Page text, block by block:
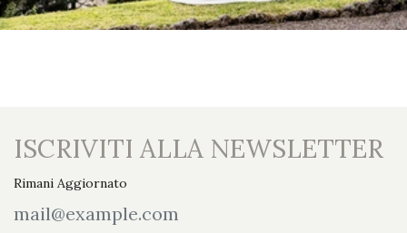
ISCRIVITI ALLA NEWSLETTER
Rimani Aggiornato